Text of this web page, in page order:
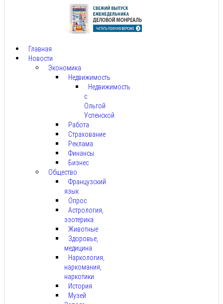
Главная
Новости
Экономика
Недвижимость
Недвижимость
с
Ольгой
Успенской
Работа
Страхование
Реклама
Финансы
Бизнес
Общество
Французский
язык
Опрос
Астрология,
эзотерика
Животные
Здоровье,
медицина
Наркология,
наркомания,
наркотики
История
Музей